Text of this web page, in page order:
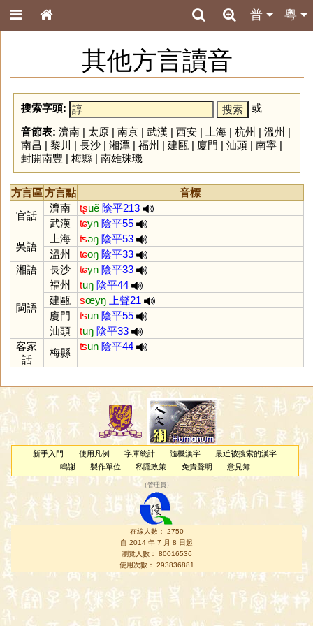
粵
普
其他方言讀音
搜索字頭:
或
音節表: 濟南| 太原| 南京| 武漢 | 西安| 上海| 杭州 | 溫州 |
南昌 | 黎川 | 長沙| 湘潭| 福州 | 建甌 | 廈門 | 汕頭| 南寧|
封開南豐 | 梅縣| 南雄珠璣
方言區方言點
音標
官話
濟南 tʂuẽ 陰平213
武漢
ʨyn 陰平55
吳語
上海 ʦəŋ 陰平53
溫州
ʨoŋ 陰平33
湘語
長沙 ʨyn 陰平33
閩語
福州 tuŋ 陰平44
建甌
sœyŋ
上聲21
廈門
ʦun 陰平55
汕頭
tuŋ 陰平33
客家
話
梅縣
ʦun 陰平44
新手入門 使用凡例 字庫統計 隨機漢字
最近被搜索的漢字
鳴謝
製作單位 私隱政策 免責聲明 意見簿
（管理員 ）
在線人數： 2750
自 2014 年 7 月 8 日起
瀏覽人數： 80016536
使用次數： 293836881